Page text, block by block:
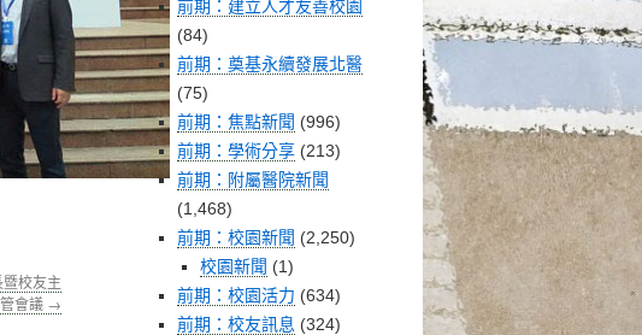
校友主
管會議 →
前期：建立人才友善校園
(84)
前期：奠基永續發展北醫
(75)
前期：焦點新聞 (996)
前期：學術分享 (213)
前期：附屬醫院新聞
(1,468)
前期：校園新聞 (2,250)
校園新聞 (1)
前期：校園活力 (634)
前期：校友訊息 (324)